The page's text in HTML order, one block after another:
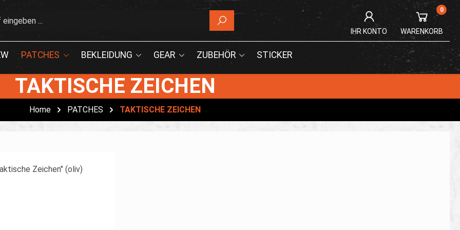
IHR KONTO
0
WARENKORB
PATCHES BEKLEIDUNG GEAR ZUBEHÖR STICKER
TAKTISCHE ZEICHEN
Home PATCHES TAKTISCHE ZEICHEN